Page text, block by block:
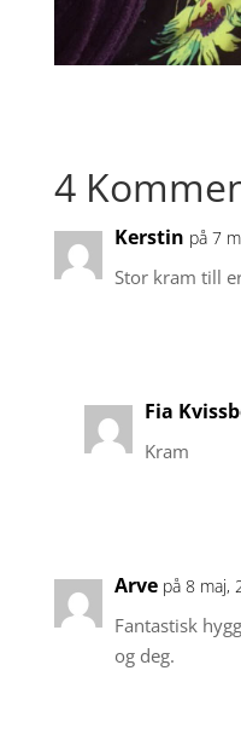
4
Kerstin på 7
Stor kram till
Fia
Kram
Arve på 8 maj,
Fantastisk
og deg.